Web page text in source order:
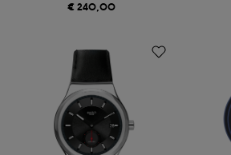
€ 240,00